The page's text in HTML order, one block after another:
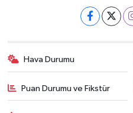
Hava Durumu
Puan Durumu ve Fikstür